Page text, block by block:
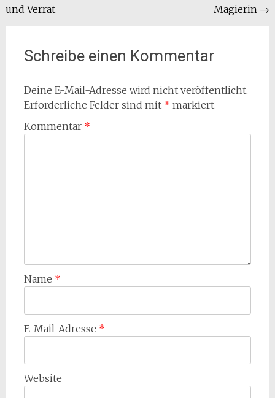
und Verrat
Magierin →
Schreibe einen Kommentar
Deine E-Mail-Adresse wird nicht veröffentlicht.
Erforderliche Felder sind mit * markiert
Kommentar *
Name *
E-Mail-Adresse *
Website